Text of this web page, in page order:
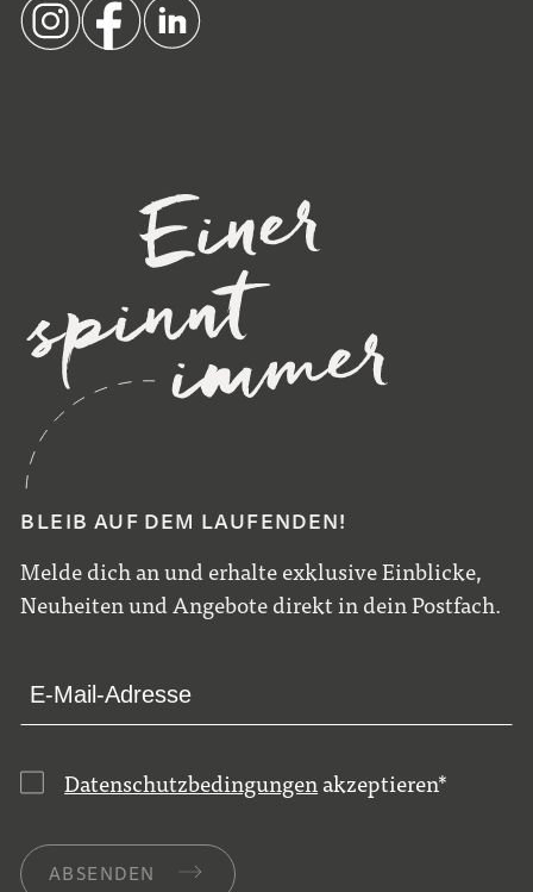
BLEIB AUF DEM LAUFENDEN!
Melde dich an und erhalte exklusive Einblicke,
Neuheiten und Angebote direkt in dein Postfach.
Datenschutzbedingungen akzeptieren*
ABSENDEN